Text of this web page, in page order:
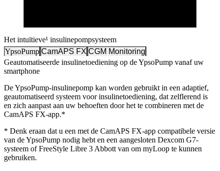
Het intuïtieve¹ insulinepompsysteem
YpsoPump CamAPS FX CGM Monitoring
Geautomatiseerde insulinetoediening op de YpsoPump vanaf uw
smartphone
De YpsoPump-insulinepomp kan worden gebruikt in een adaptief,
geautomatiseerd systeem voor insulinetoediening, dat zelflerend is
en zich aanpast aan uw behoeften door het te combineren met de
CamAPS FX-app.*
* Denk eraan dat u een met de CamAPS FX-app compatibele versie
van de YpsoPump nodig hebt en een aangesloten Dexcom G7-
systeem of FreeStyle Libre 3 Abbott van om myLoop te kunnen
gebruiken.